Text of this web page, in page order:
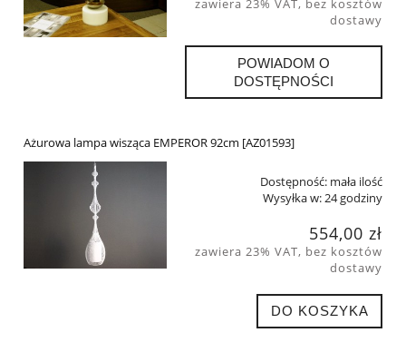
zawiera 23% VAT, bez kosztów
dostawy
POWIADOM O
DOSTĘPNOŚCI
Ażurowa lampa wisząca EMPEROR 92cm [AZ01593]
Dostępność: mała ilość
Wysyłka w: 24 godziny
554,00 zł
zawiera 23% VAT, bez kosztów
dostawy
DO KOSZYKA